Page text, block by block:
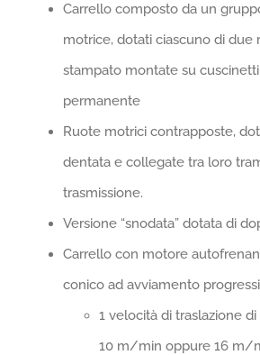
Carrello composto da un
motrice, dotati ciascuno di due
stampato montate su
permanente
Ruote motrici contrapposte,
dentata e collegate tra loro
trasmissione.
Versione “snodata” dotata di
Carrello con motore
conico ad avviamento
1 velocità di traslazione
10 m/min oppure 16 m/